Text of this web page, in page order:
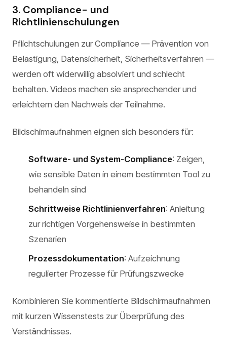
3. Compliance- und
Richtlinienschulungen
Pflichtschulungen zur Compliance — Prävention von
Belästigung, Datensicherheit, Sicherheitsverfahren —
werden oft widerwillig absolviert und schlecht
behalten. Videos machen sie ansprechender und
erleichtern den Nachweis der Teilnahme.
Bildschirmaufnahmen eignen sich besonders für:
Software- und System-Compliance: Zeigen,
wie sensible Daten in einem bestimmten Tool zu
behandeln sind
Schrittweise Richtlinienverfahren: Anleitung
zur richtigen Vorgehensweise in bestimmten
Szenarien
Prozessdokumentation: Aufzeichnung
regulierter Prozesse für Prüfungszwecke
Kombinieren Sie kommentierte Bildschirmaufnahmen
mit kurzen Wissenstests zur Überprüfung des
Verständnisses.